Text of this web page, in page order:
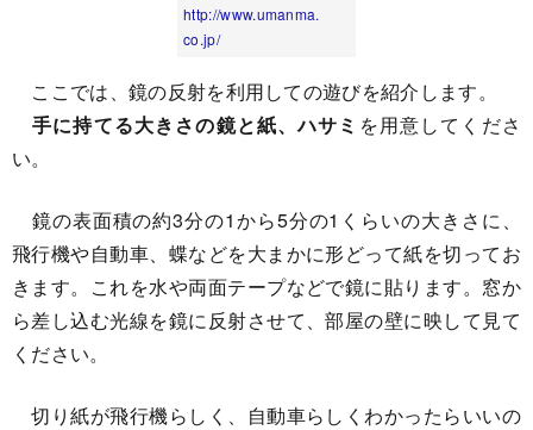
http://www.umanma.
co.jp/
ここでは、鏡の反射を利用しての遊びを紹介します。
手に持てる大きさの鏡と紙、ハサミ を用意してくださ
い。
鏡の表面積の約3分の1から5分の1くらいの大きさに、
飛行機や自動車、蝶などを大まかに形どって紙を切ってお
きます。これを水や両面テープなどで鏡に貼ります。窓か
ら差し込む光線を鏡に反射させて、部屋の壁に映して見て
ください。
切り紙が飛行機らしく、自動車らしくわかったらいいの